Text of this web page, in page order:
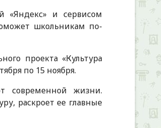
«Яндекс» и сервисом
школьникам по-
проекта «Культура
по 15 ноября.
современной жизни.
раскроет ее главные